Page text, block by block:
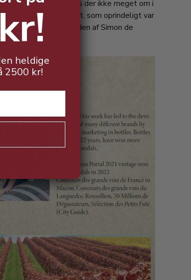
er opkaldt efter, vides der ikke meget om i
blev frataget slottet, som oprindeligt var
i kamp ved siden af Simon de
heldige
2500 kr!